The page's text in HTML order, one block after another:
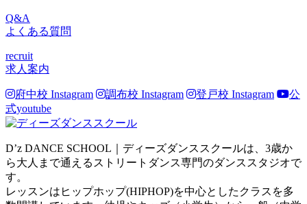
Q&A
よくある質問
recruit
求人案内
府中校 Instagram 調布校 Instagram 登戸校 Instagram
公
式youtube
D’z DANCE SCHOOL｜ディーズダンススクールは、3歳か
ら大人まで通えるストリートダンス専門のダンススタジオで
す。
レッスンはヒップホップ(HIPHOP)を中心としたクラスを多